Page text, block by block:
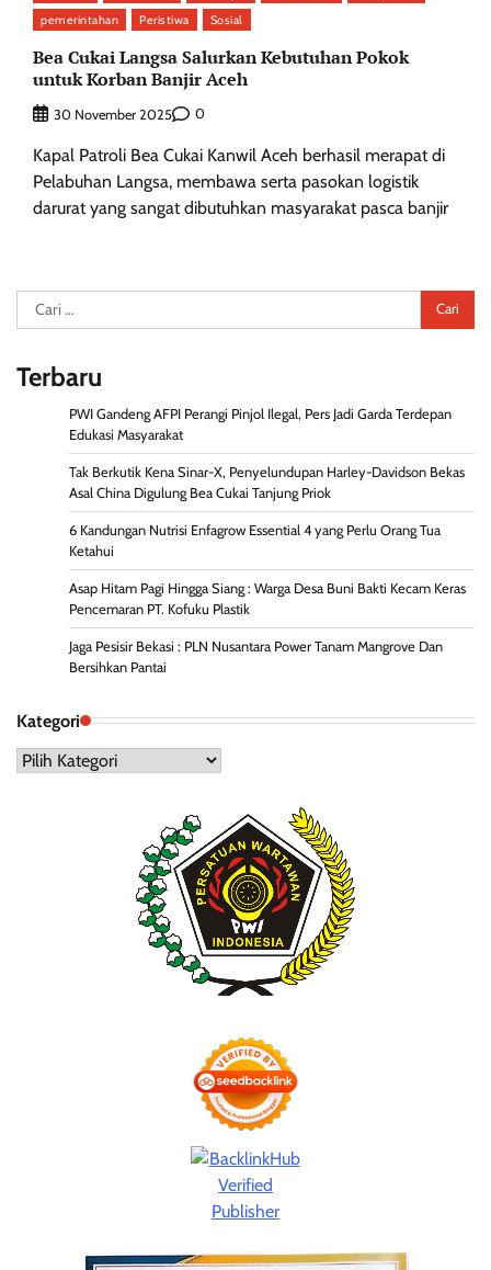
pemerintahan
Peristiwa Sosial
Bea Cukai Langsa Salurkan Kebutuhan Pokok
untuk Korban Banjir Aceh
30 November 2025 0
Kapal Patroli Bea Cukai Kanwil Aceh berhasil merapat di
Pelabuhan Langsa, membawa serta pasokan logistik
darurat yang sangat dibutuhkan masyarakat pasca banjir
Cari
untuk:
Terbaru
PWI Gandeng AFPI Perangi Pinjol Ilegal, Pers Jadi Garda Terdepan
Edukasi Masyarakat
Tak Berkutik Kena Sinar-X, Penyelundupan Harley-Davidson Bekas
Asal China Digulung Bea Cukai Tanjung Priok
6 Kandungan Nutrisi Enfagrow Essential 4 yang Perlu Orang Tua
Ketahui
Asap Hitam Pagi Hingga Siang : Warga Desa Buni Bakti Kecam Keras
Pencemaran PT. Kofuku Plastik
Jaga Pesisir Bekasi : PLN Nusantara Power Tanam Mangrove Dan
Bersihkan Pantai
Kategori
Kategori